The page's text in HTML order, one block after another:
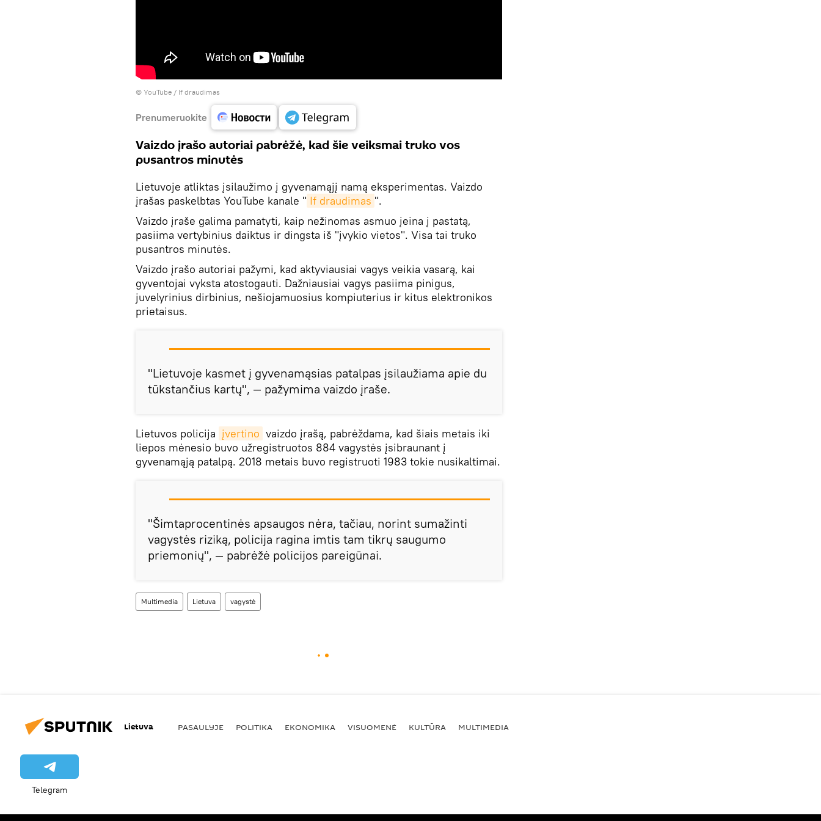
© YouTube / If draudimas
Prenumeruokite
Vaizdo įrašo autoriai pabrėžė, kad šie veiksmai truko vos
pusantros minutės
Lietuvoje atliktas įsilaužimo į gyvenamąjį namą eksperimentas. Vaizdo
įrašas paskelbtas YouTube kanale " If draudimas ".
Vaizdo įraše galima pamatyti, kaip nežinomas asmuo įeina į pastatą,
pasiima vertybinius daiktus ir dingsta iš "įvykio vietos". Visa tai truko
pusantros minutės.
Vaizdo įrašo autoriai pažymi, kad aktyviausiai vagys veikia vasarą, kai
gyventojai vyksta atostogauti. Dažniausiai vagys pasiima pinigus,
juvelyrinius dirbinius, nešiojamuosius kompiuterius ir kitus elektronikos
prietaisus.
"Lietuvoje kasmet į gyvenamąsias patalpas įsilaužiama apie du
tūkstančius kartų", — pažymima vaizdo įraše.
Lietuvos policija įvertino vaizdo įrašą, pabrėždama, kad šiais metais iki
liepos mėnesio buvo užregistruotos 884 vagystės įsibraunant į
gyvenamąją patalpą. 2018 metais buvo registruoti 1983 tokie nusikaltimai.
"Šimtaprocentinės apsaugos nėra, tačiau, norint sumažinti
vagystės riziką, policija ragina imtis tam tikrų saugumo
priemonių", — pabrėžė policijos pareigūnai.
Multimedia Lietuva vagystė
Lietuva PASAULYJE POLITIKA EKONOMIKA VISUOMENĖ KULTŪRA MULTIMEDIA
Telegram